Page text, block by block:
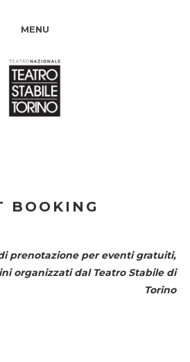
MENU
BOOKING
prenotazione per eventi gratuiti,
organizzati dal Teatro Stabile di
Torino